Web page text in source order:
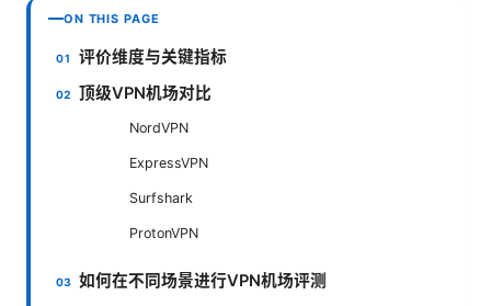
ON THIS PAGE
评价维度与关键指标
顶级VPN机场对比
NordVPN
ExpressVPN
Surfshark
ProtonVPN
如何在不同场景进行VPN机场评测